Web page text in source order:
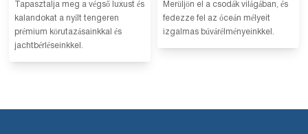
Tapasztalja meg a végső luxust és
kalandokat a nyílt tengeren
prémium körutazásainkkal és
jachtbérléseinkkel.
Merüljön el a csodák világában, és
fedezze fel az óceán mélyeit
izgalmas búvárélményeinkkel.